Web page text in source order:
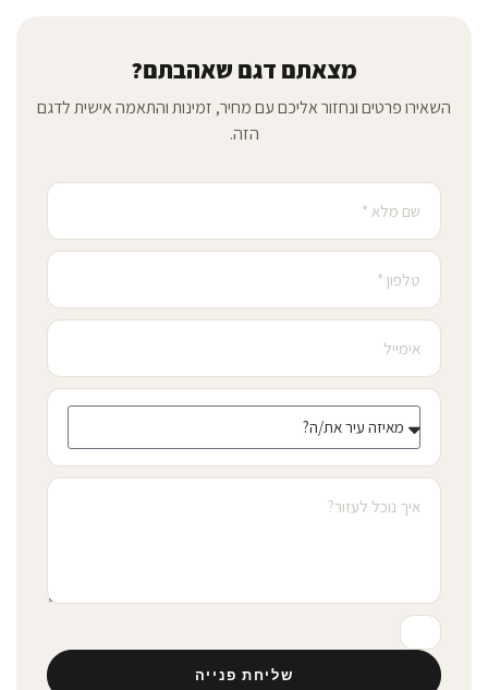
מצאתם דגם שאהבתם?
השאירו פרטים ונחזור אליכם עם מחיר, זמינות והתאמה אישית לדגם
הזה.
שליחת פנייה